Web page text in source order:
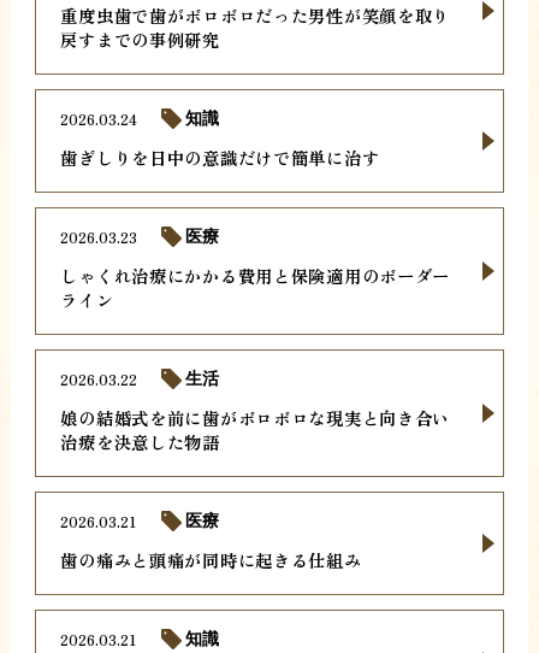
重度虫歯で歯がボロボロだった男性が笑顔を取り
戻すまでの事例研究
歯ぎしりを日中の意識だけで簡単に治す
2026.03.24 知識
しゃくれ治療にかかる費用と保険適用のボーダー
ライン
2026.03.23 医療
娘の結婚式を前に歯がボロボロな現実と向き合い
治療を決意した物語
2026.03.22 生活
歯の痛みと頭痛が同時に起きる仕組み
2026.03.21 医療
2026.03.21 知識